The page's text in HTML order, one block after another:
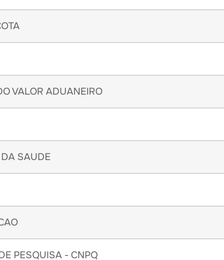
VALOR ADUANEIRO
SAUDE
PESQUISA - CNPQ